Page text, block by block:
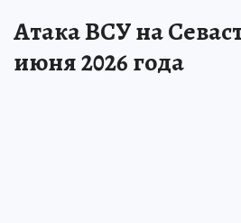
Атака ВСУ на
июня 2026 года